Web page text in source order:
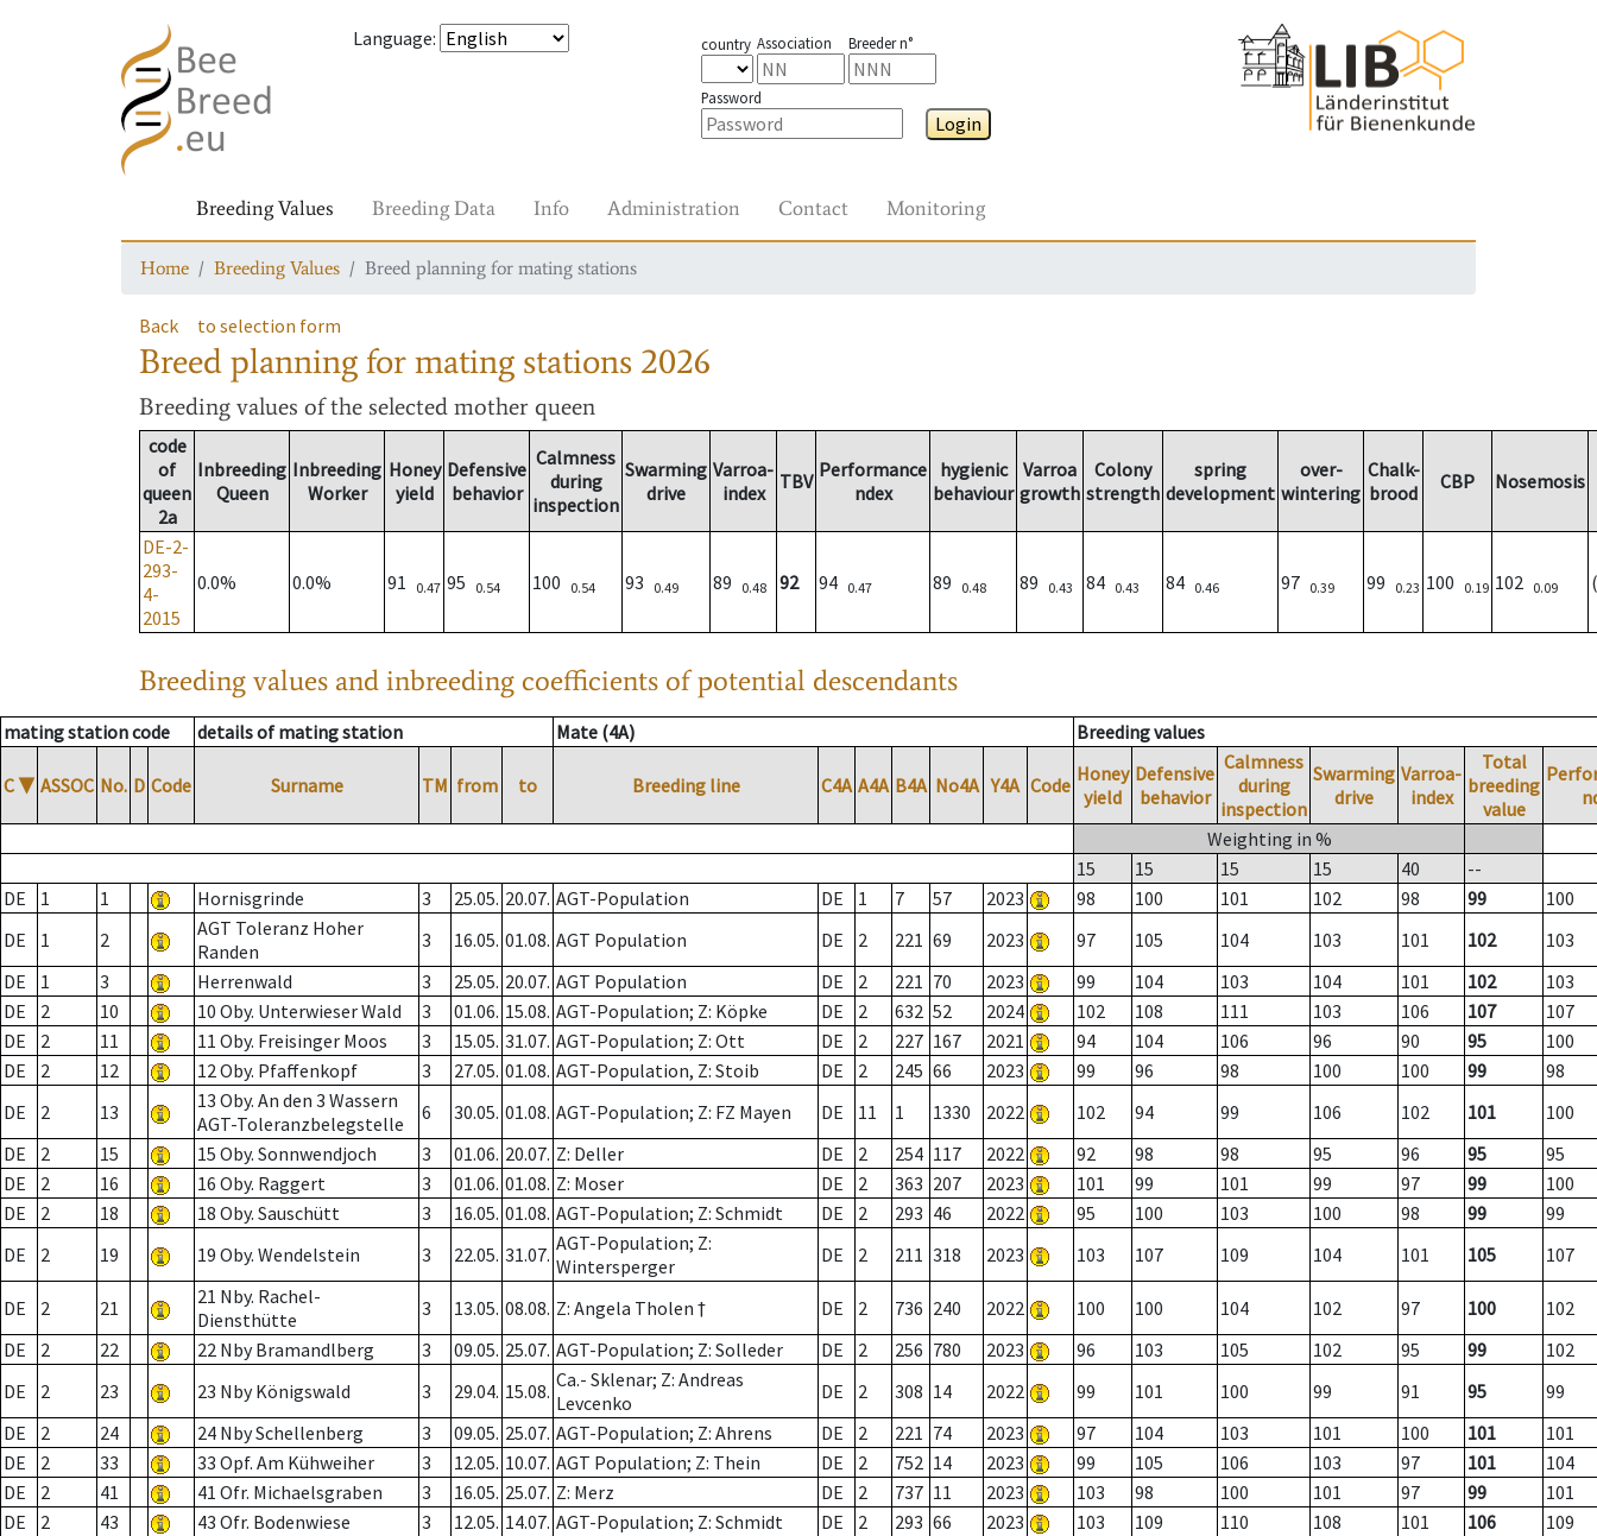
Language: country Association Breeder n°
Password
Login
Breeding Values Breeding Data Info Administration Contact Monitoring
Home Breeding Values Breed planning for mating stations
Back to selection form
Breed planning for mating stations 2026
Breeding values of the selected mother queen
code
of
queen
2a
Inbreeding
Queen
Inbreeding
Worker
Honey
yield
Defensive
behavior
Calmness
during
inspection
Swarming
drive
Varroa-
index
TBV Performance
ndex
hygienic
behaviour
Varroa
growth
Colony
strength
spring
development
over-
wintering
Chalk-
brood
CBP Nosemosis
DE-2-
293-
4-
2015
0.0% 0.0% 91 0.47 95 0.54 100 0.54 93 0.49 89 0.48 92 94 0.47 89 0.48 89 0.43 84 0.43 84 0.46 97 0.39 99 0.23 100 0.19 102 0.09
Breeding values and inbreeding coefficients of potential descendants
mating station code details of mating station Mate (4A) Breeding values
C ▼ ASSOC No. D Code Surname TM from to Breeding line C4A A4A B4A No4A Y4A Code Honey
yield
Defensive
behavior
Calmness
during
inspection
Swarming
drive
Varroa-
index
Total
breeding
value
Weighting in %
15
15 15 15 40
--
DE
1 1 Hornisgrinde 3 25.05. 20.07. AGT-Population DE 1 7 57 2023 98 100 101 102 98 99
100
DE
1 2
AGT Toleranz Hoher
Randen
3 16.05. 01.08. AGT Population DE 2 221 69 2023 97 105 104 103 101 102
103
DE
1 3 Herrenwald 3 25.05. 20.07. AGT Population DE 2 221 70 2023 99 104 103 104 101 102
103
DE
2 10 10 Oby. Unterwieser Wald 3 01.06. 15.08. AGT-Population; Z: Köpke DE 2 632 52 2024 102 108 111 103 106 107
107
DE
2 11 11 Oby. Freisinger Moos 3 15.05. 31.07. AGT-Population; Z: Ott DE 2 227 167 2021 94 104 106 96 90 95
100
DE
2 12 12 Oby. Pfaffenkopf 3 27.05. 01.08. AGT-Population, Z: Stoib DE 2 245 66 2023 99 96 98 100 100 99
98
DE
2 13
13 Oby. An den 3 Wassern
AGT-Toleranzbelegstelle
6 30.05. 01.08. AGT-Population; Z: FZ Mayen DE 11 1 1330 2022 102 94 99 106 102 101
100
DE
2 15 15 Oby. Sonnwendjoch 3 01.06. 20.07. Z: Deller DE 2 254 117 2022 92 98 98 95 96 95
95
DE
2 16 16 Oby. Raggert 3 01.06. 01.08. Z: Moser DE 2 363 207 2023 101 99 101 99 97 99
100
DE
2 18 18 Oby. Sauschütt 3 16.05. 01.08. AGT-Population; Z: Schmidt DE 2 293 46 2022 95 100 103 100 98 99
99
DE
2 19 19 Oby. Wendelstein 3 22.05. 31.07. AGT-Population; Z:
Wintersperger
DE 2 211 318 2023 103 107 109 104 101 105 107
DE 2 21
21 Nby. Rachel-
Diensthütte
3 13.05. 08.08. Z: Angela Tholen † DE 2 736 240 2022 100 100 104 102 97 100
102
DE
2 22 22 Nby Bramandlberg 3 09.05. 25.07. AGT-Population; Z: Solleder DE 2 256 780 2023 96 103 105 102 95 99
102
DE
2 23 23 Nby Königswald 3 29.04. 15.08. Ca.- Sklenar; Z: Andreas
Levcenko
DE 2 308 14 2022 99 101 100 99 91 95
99
DE
2 24 24 Nby Schellenberg 3 09.05. 25.07. AGT-Population; Z: Ahrens DE 2 221 74 2023 97 104 103 101 100 101
101
DE
2 33 33 Opf. Am Kühweiher 3 12.05. 10.07. AGT Population; Z: Thein DE 2 752 14 2023 99 105 106 103 97 101
104
DE
2 41 41 Ofr. Michaelsgraben 3 16.05. 25.07. Z: Merz DE 2 737 11 2023 103 98 100 101 97 99
101
DE
2 43 43 Ofr. Bodenwiese 3 12.05. 14.07. AGT-Population; Z: Schmidt DE 2 293 66 2023 103 109 110 108 101 106
109